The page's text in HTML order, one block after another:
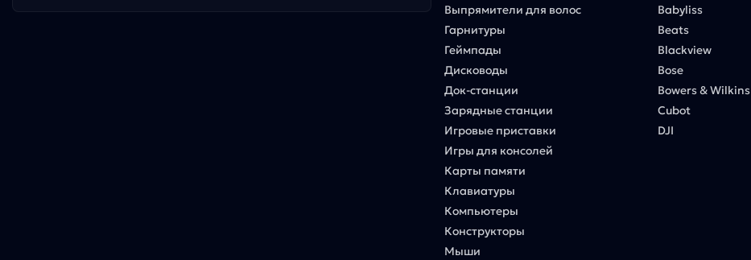
Выпрямители для волос
Гарнитуры
Геймпады
Дисководы
Док-станции
Зарядные станции
Игровые приставки
Игры для консолей
Карты памяти
Клавиатуры
Компьютеры
Конструкторы
Мыши
Babyliss
Beats
Blackview
Bose
Bowers & Wilkins
Cubot
DJI